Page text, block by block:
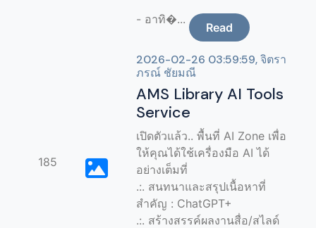
- อาทิ�...
Read
185
2026-02-26 03:59:59, จิตรา
ภรณ์ ชัยมณี
AMS Library AI Tools
Service
เปิดตัวแล้ว.. พื้นที่ AI Zone เพื่อ
ให้คุณได้ใช้เครื่องมือ AI ได้
อย่างเต็มที่
.:. สนทนาและสรุปเนื้อหาที่
สำคัญ : ChatGPT+
.:. สร้างสรรค์ผลงานสื่อ/สไลด์